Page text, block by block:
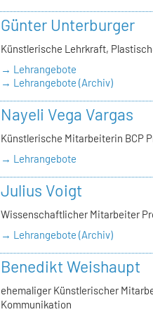
Günter Unterburger
Künstlerische Lehrkraft,
→ Lehrangebote
→ Lehrangebote (Archiv)
Nayeli Vega Vargas
Künstlerische Mitarbeiterin BCP
→ Lehrangebote
Julius Voigt
Wissenschaftlicher Mitarbeiter
→ Lehrangebote (Archiv)
Benedikt Weishaupt
ehemaliger Künstlerischer
Kommunikation